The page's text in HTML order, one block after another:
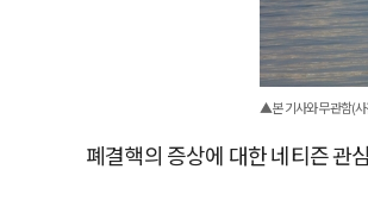
▲본 기사와 무관함(
폐결핵의 증상에 대한 네티즌 관